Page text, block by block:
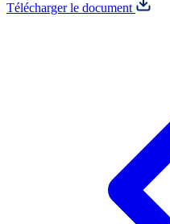
Télécharger le document